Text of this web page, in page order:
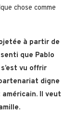
chose comme
à partir de
que Pablo
vu offrir
digne
Il veut